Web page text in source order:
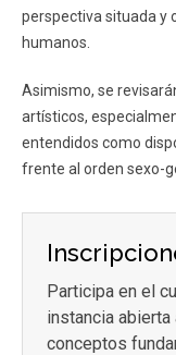
perspectiva situada y
humanos.
Asimismo, se
artísticos,
entendidos como
frente al orden sexo-
Participa en el
instancia
conceptos